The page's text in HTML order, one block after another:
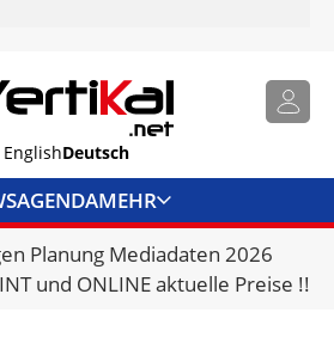
EnglishDeutsch
AGENDAMEHR
VERMIETER
Planung Mediadaten 2026
und ONLINE aktuelle Preise !!